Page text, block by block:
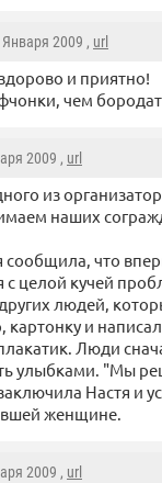
Января 2009 , url
и приятно!
чем
2009 , url
из
наших
сообщила, что
с целой кучей
других людей,
картонку и
Люди
улыбками. "Мы
Настя и
женщине.
2009 , url